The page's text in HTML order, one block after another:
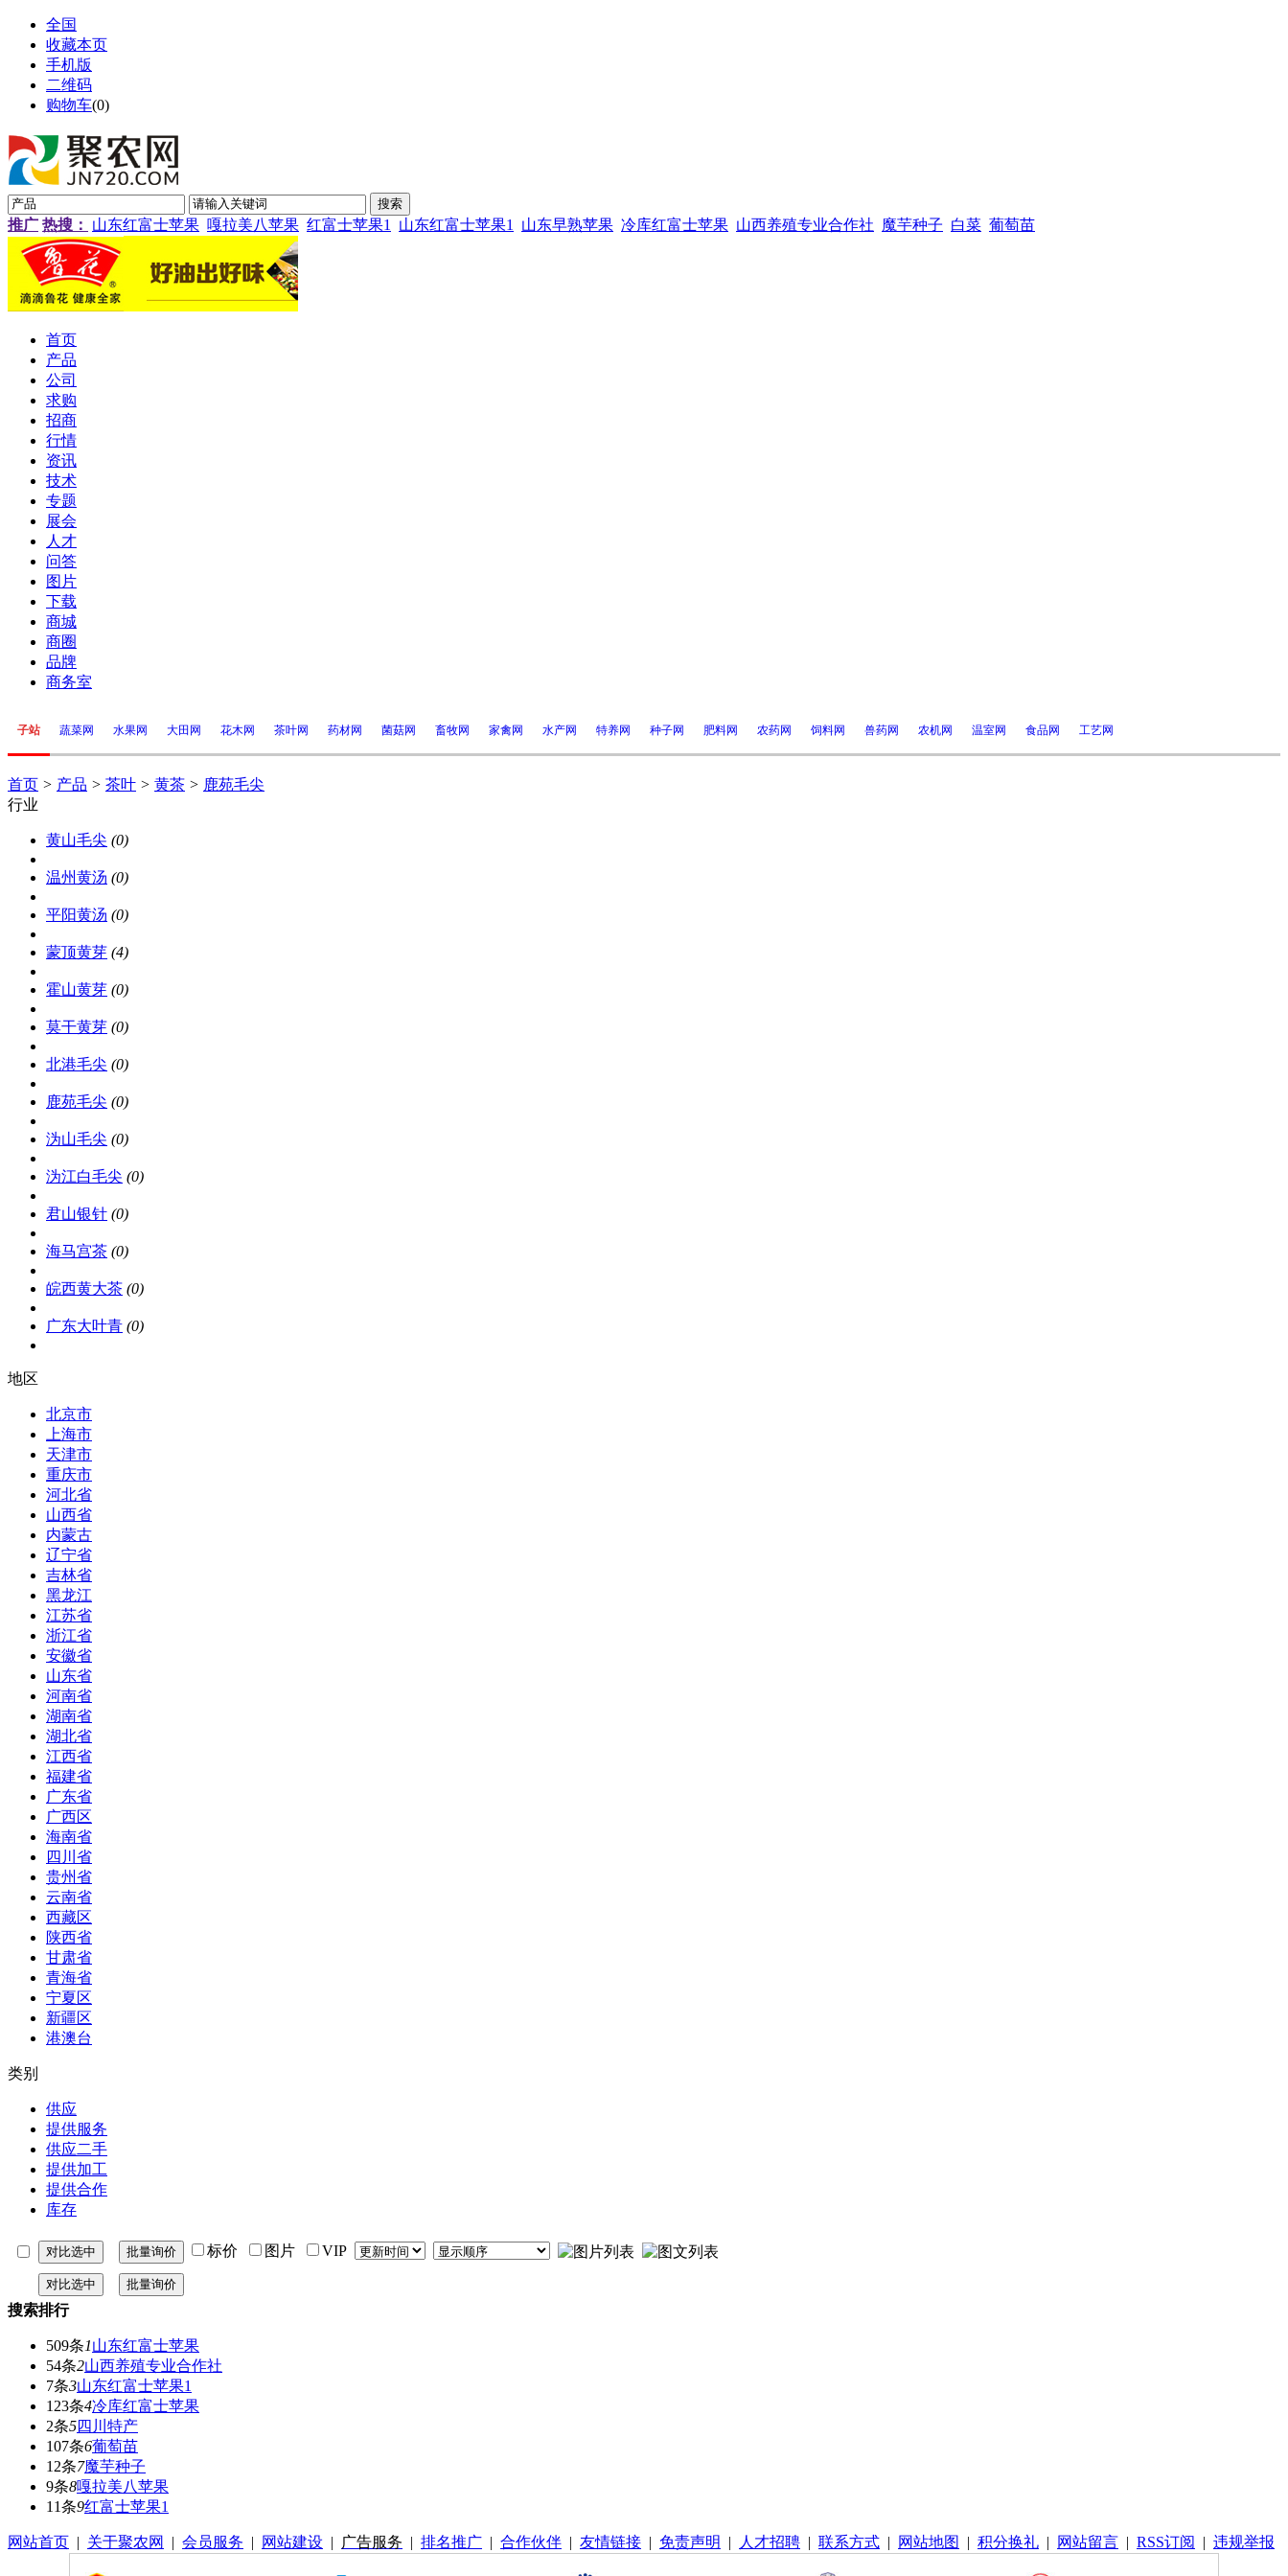
全国
收藏本页
手机版
二维码
购物车(0)
推广 热搜： 山东红富士苹果 嘎拉美八苹果 红富士苹果1 山东红富士苹果1 山东早熟苹果 冷库红富士苹果 山西养殖专业合作社 魔芋种子 白菜 葡萄苗
首页
产品
公司
求购
招商
行情
资讯
技术
专题
展会
人才
问答
图片
下载
商城
商圈
品牌
商务室
子站 蔬菜网 水果网 大田网 花木网 茶叶网 药材网 菌菇网 畜牧网 家禽网 水产网 特养网 种子网 肥料网 农药网 饲料网 兽药网 农机网 温室网 食品网 工艺网
首页 > 产品 > 茶叶 > 黄茶 > 鹿苑毛尖
行业
黄山毛尖 (0)
温州黄汤 (0)
平阳黄汤 (0)
蒙顶黄芽 (4)
霍山黄芽 (0)
莫干黄芽 (0)
北港毛尖 (0)
鹿苑毛尖 (0)
沩山毛尖 (0)
沩江白毛尖 (0)
君山银针 (0)
海马宫茶 (0)
皖西黄大茶 (0)
广东大叶青 (0)
地区
北京市
上海市
天津市
重庆市
河北省
山西省
内蒙古
辽宁省
吉林省
黑龙江
江苏省
浙江省
安徽省
山东省
河南省
湖南省
湖北省
江西省
福建省
广东省
广西区
海南省
四川省
贵州省
云南省
西藏区
陕西省
甘肃省
青海省
宁夏区
新疆区
港澳台
类别
供应
提供服务
供应二手
提供加工
提供合作
库存
标价 图片 VIP
搜索排行
509条1山东红富士苹果
54条2山西养殖专业合作社
7条3山东红富士苹果1
123条4冷库红富士苹果
2条5四川特产
107条6葡萄苗
12条7魔芋种子
9条8嘎拉美八苹果
11条9红富士苹果1
网站首页 | 关于聚农网 | 会员服务 | 网站建设 | 广告服务 | 排名推广 | 合作伙伴 | 友情链接 | 免责声明 | 人才招聘 | 联系方式 | 网站地图 | 积分换礼 | 网站留言 | RSS订阅 | 违规举报